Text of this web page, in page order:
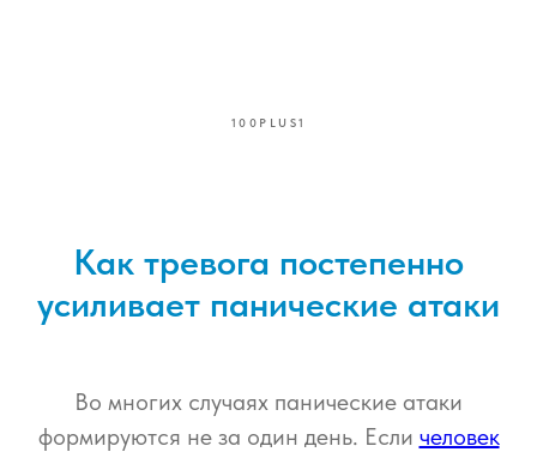
100PLUS1
Как тревога постепенно
усиливает панические атаки
Во многих случаях панические атаки
формируются не за один день. Если человек